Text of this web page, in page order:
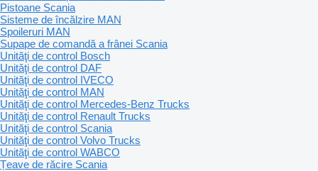
Pistoane Scania
Sisteme de încălzire MAN
Spoileruri MAN
Supape de comandă a frânei Scania
Unităţi de control Bosch
Unităţi de control DAF
Unităţi de control IVECO
Unităţi de control MAN
Unităţi de control Mercedes-Benz Trucks
Unităţi de control Renault Trucks
Unităţi de control Scania
Unităţi de control Volvo Trucks
Unităţi de control WABCO
Țeave de răcire Scania